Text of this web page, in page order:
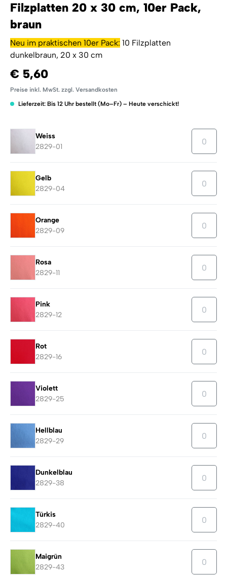
Filzplatten 20 x 30 cm, 10er Pack,
braun
Neu im praktischen 10er Pack: 10 Filzplatten
dunkelbraun, 20 x 30 cm
€ 5,60
Preise inkl. MwSt. zzgl. Versandkosten
Lieferzeit: Bis 12 Uhr bestellt (Mo–Fr) – Heute verschickt!
Weiss
2829-01
Gelb
2829-04
Orange
2829-09
Rosa
2829-11
Pink
2829-12
Rot
2829-16
Violett
2829-25
Hellblau
2829-29
Dunkelblau
2829-38
Türkis
2829-40
Maigrün
2829-43